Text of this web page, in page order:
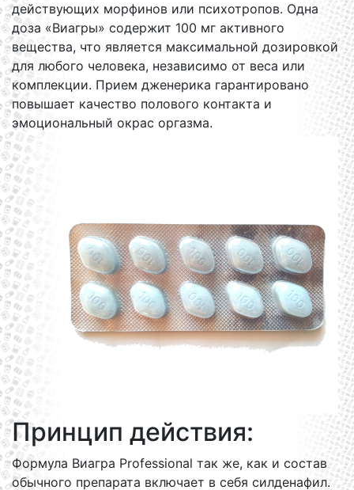
действующих морфинов или психотропов. Одна
доза «Виагры» содержит 100 мг активного
вещества, что является максимальной дозировкой
для любого человека, независимо от веса или
комплекции. Прием дженерика гарантировано
повышает качество полового контакта и
эмоциональный окрас оргазма.
Принцип действия:
Формула Виагра Professional так же, как и состав
обычного препарата включает в себя силденафил.